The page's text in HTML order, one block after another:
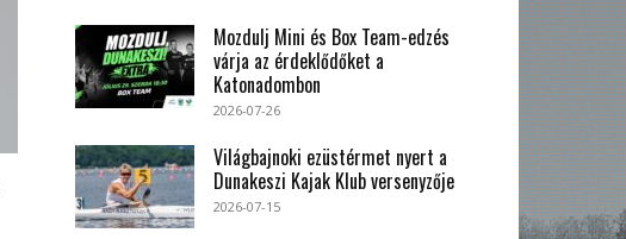
Mozdulj Mini és Box Team-edzés
várja az érdeklődőket a
Katonadombon
2026-07-26
Világbajnoki ezüstérmet nyert a
Dunakeszi Kajak Klub versenyzője
2026-07-15